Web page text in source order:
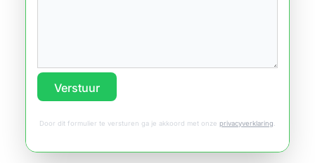
Verstuur
Door dit formulier te versturen ga je akkoord met onze privacyverklaring.